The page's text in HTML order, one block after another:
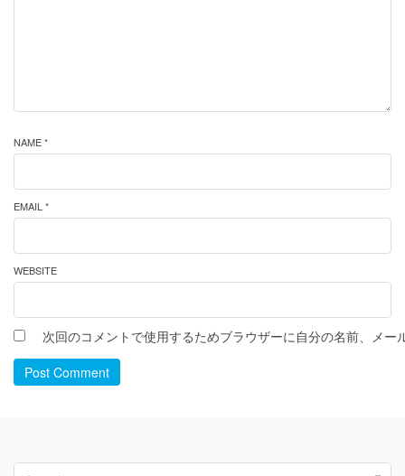
NAME *
EMAIL *
WEBSITE
次回のコメントで使用するためブラウザーに自分の名前、メー
Post Comment